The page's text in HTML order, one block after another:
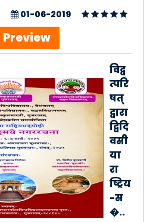
01-06-2019
Preview
विद्व
त्परि
षत्
द्वारा
द्विदि
वसी
या
रा
ष्ट्रिय
-स
�..